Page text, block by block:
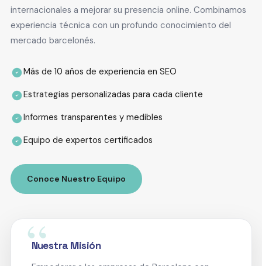
internacionales a mejorar su presencia online. Combinamos
experiencia técnica con un profundo conocimiento del
mercado barcelonés.
Más de 10 años de experiencia en SEO
Estrategias personalizadas para cada cliente
Informes transparentes y medibles
Equipo de expertos certificados
Conoce Nuestro Equipo
Nuestra Misión